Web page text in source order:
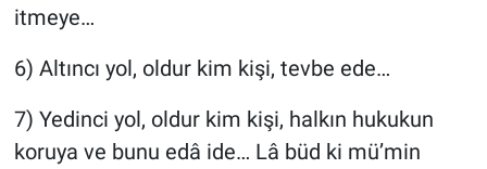
itmeye…
6) Altıncı yol, oldur kim kişi, tevbe ede…
7) Yedinci yol, oldur kim kişi, halkın hukukun
koruya ve bunu edâ ide… Lâ büd ki mü’min